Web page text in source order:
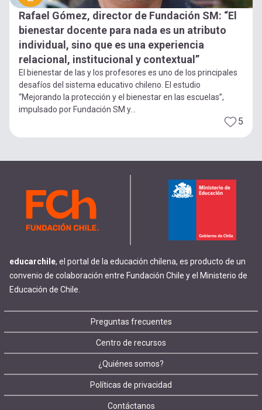
Rafael Gómez, director de Fundación SM: “El
bienestar docente para nada es un atributo
individual, sino que es una experiencia
relacional, institucional y contextual”
El bienestar de las y los profesores es uno de los principales
desafíos del sistema educativo chileno. El estudio
“Mejorando la protección y el bienestar en las escuelas”,
impulsado por Fundación SM y...
5
educarchile, el portal de la educación chilena, es producto de un
convenio de colaboración entre Fundación Chile y el Ministerio de
Educación de Chile.
Footer
menu
Preguntas frecuentes
Centro de recursos
¿Quiénes somos?
Políticas de privacidad
Contáctanos